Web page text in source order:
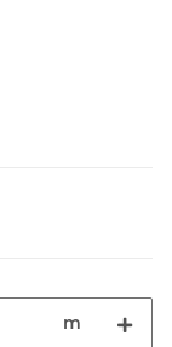
m